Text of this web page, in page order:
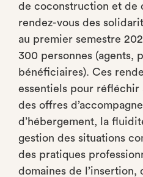
de coconstruction et de
rendez-vous des
au premier semestre
300 personnes (agents,
bénéficiaires). Ces
essentiels pour réfléchir
des offres
d’hébergement, la
gestion des situations
des pratiques
domaines de l’insertion,